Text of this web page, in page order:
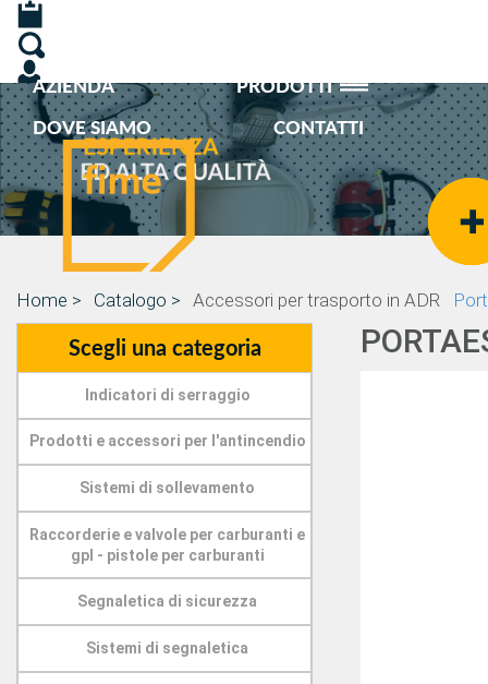
AZIENDA
PRODOTTI
DOVE SIAMO
CONTATTI
Home > Catalogo > Accessori per trasporto in ADR
Scegli una categoria
Indicatori di serraggio
Prodotti e accessori per l'antincendio
Sistemi di sollevamento
Raccorderie e valvole per carburanti e
gpl - pistole per carburanti
Segnaletica di sicurezza
Sistemi di segnaletica